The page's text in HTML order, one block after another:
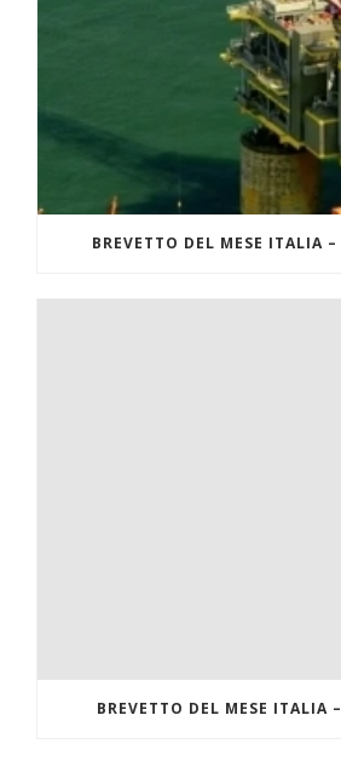
BREVETTO DEL MESE ITALIA
BREVETTO DEL MESE ITALIA